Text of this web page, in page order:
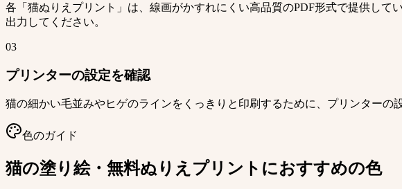
各「猫ぬりえプリント」は、線画がかすれにくい高品質のPDF形式で提供し
出力してください。
03
プリンターの設定を確認
猫の細かい毛並みやヒゲのラインをくっきりと印刷するために、プリンター
色のガイド
猫の塗り絵・無料ぬりえプリントにおすすめの色